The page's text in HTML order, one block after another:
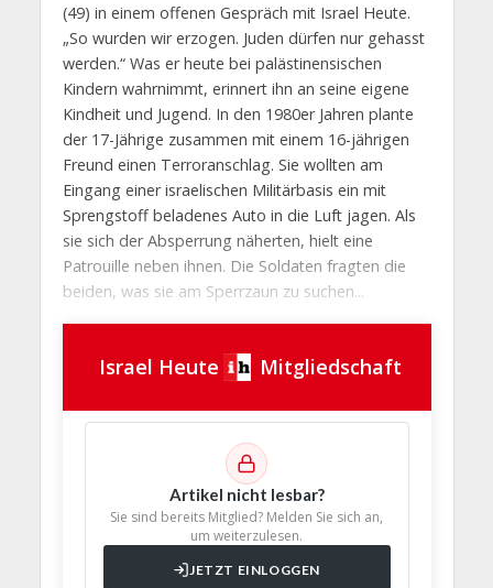
(49) in einem offenen Gespräch mit Israel Heute.
„So wurden wir erzogen. Juden dürfen nur gehasst
werden.“ Was er heute bei palästinensischen
Kindern wahrnimmt, erinnert ihn an seine eigene
Kindheit und Jugend. In den 1980er Jahren plante
der 17-Jährige zusammen mit einem 16-jährigen
Freund einen Terroranschlag. Sie wollten am
Eingang einer israelischen Militärbasis ein mit
Sprengstoff beladenes Auto in die Luft jagen. Als
sie sich der Absperrung näherten, hielt eine
Patrouille neben ihnen. Die Soldaten fragten die
beiden, was sie am Sperrzaun zu suchen...
Israel Heute Mitgliedschaft
Artikel nicht lesbar?
Sie sind bereits Mitglied? Melden Sie sich an,
um weiterzulesen.
JETZT EINLOGGEN